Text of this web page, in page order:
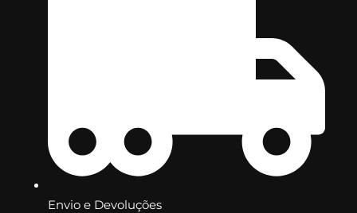
Envio e Devoluções